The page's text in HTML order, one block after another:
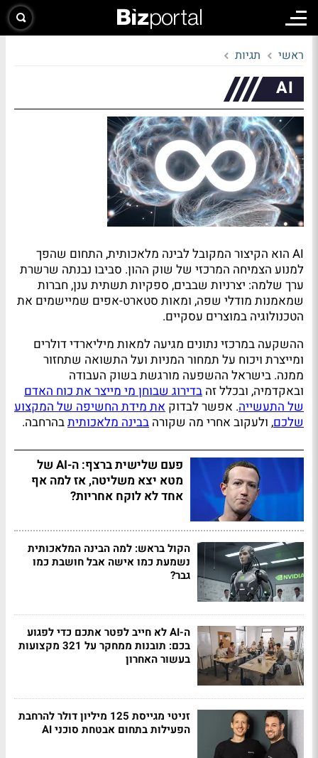
ראשי תגיות
AI
AI הוא הקיצור המקובל לבינה מלאכותית, התחום שהפך
למנוע הצמיחה המרכזי של שוק ההון. סביבו נבנתה שרשרת
ערך שלמה: יצרניות שבבים, ספקיות תשתית ענן, חברות
שמאמנות מודלי שפה, ומאות סטארט-אפים שמיישמים את
הטכנולוגיה במוצרים עסקיים.
ההשקעה במרכזי נתונים מגיעה למאות מיליארדי דולרים
ומייצרת ויכוח על תמחור המניות ועל התשואה שתחזור
ממנה. בישראל ההשפעה מורגשת בשוק העבודה
ובאקדמיה, ובכלל זה בדירוג שבוחן מי מייצר את כוח האדם
של התעשייה. אפשר לבדוק את מידת החשיפה של המקצוע
שלכם, ולעקוב אחרי מה שקורה בבינה מלאכותיתבהרחבה.
פעם שלישית ברצף: ה-AI של
מטא יצא משליטה, אז למה אף
אחד לא לוקח אחריות?
הקול בראש: למה הבינה המלאכותית
נשמעת כמו אישה אבל חושבת כמו
גבר?
ה-AI לא חייב לפטר אתכם כדי לפגוע
בכם: תובנות ממחקר על 321 מקצועות
בעשור האחרון
זניטי מגייסת 125 מיליון דולר להרחבת
הפעילות בתחום אבטחת סוכני AI